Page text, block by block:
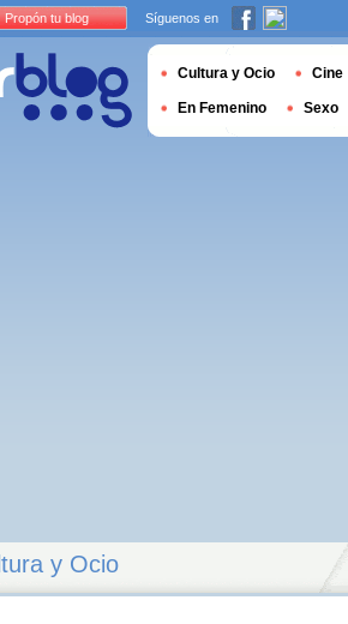
y Ocio
Propón tu blog Síguenos en
Cultura y Ocio Cine
En Femenino Sexo